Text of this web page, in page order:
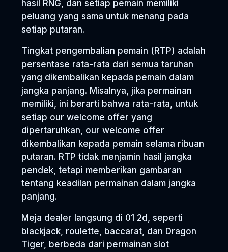
hasil RNG, dan setiap pemain memiliki
peluang yang sama untuk menang pada
setiap putaran.
Tingkat pengembalian pemain (RTP) adalah
persentase rata-rata dari semua taruhan
yang dikembalikan kepada pemain dalam
jangka panjang. Misalnya, jika permainan
memiliki, ini berarti bahwa rata-rata, untuk
setiap our welcome offer yang
dipertaruhkan, our welcome offer
dikembalikan kepada pemain selama ribuan
putaran. RTP tidak menjamin hasil jangka
pendek, tetapi memberikan gambaran
tentang keadilan permainan dalam jangka
panjang.
Meja dealer langsung di 01 2d, seperti
blackjack, roulette, baccarat, dan Dragon
Tiger, berbeda dari permainan slot